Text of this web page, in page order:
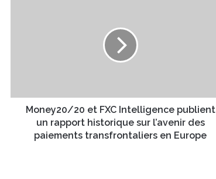
2
Money20/20 et FXC Intelligence publient
un rapport historique sur l’avenir des
paiements transfrontaliers en Europe